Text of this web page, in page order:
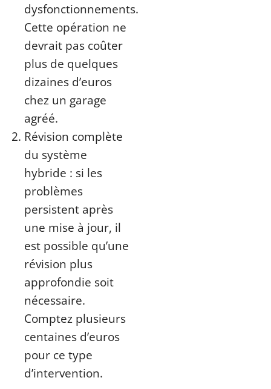
dysfonctionnements.
Cette opération ne
devrait pas coûter
plus de quelques
dizaines d’euros
chez un garage
agréé.
Révision complète
du système
hybride : si les
problèmes
persistent après
une mise à jour, il
est possible qu’une
révision plus
approfondie soit
nécessaire.
Comptez plusieurs
centaines d’euros
pour ce type
d’intervention.